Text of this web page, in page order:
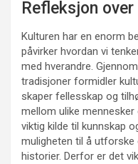
Refleksjon
Kulturen har en enorm
påvirker hvordan vi
med hverandre.
tradisjoner formidler
skaper fellesskap og
mellom ulike mennesker
viktig kilde til kunnskap
muligheten til å
historier. Derfor er det